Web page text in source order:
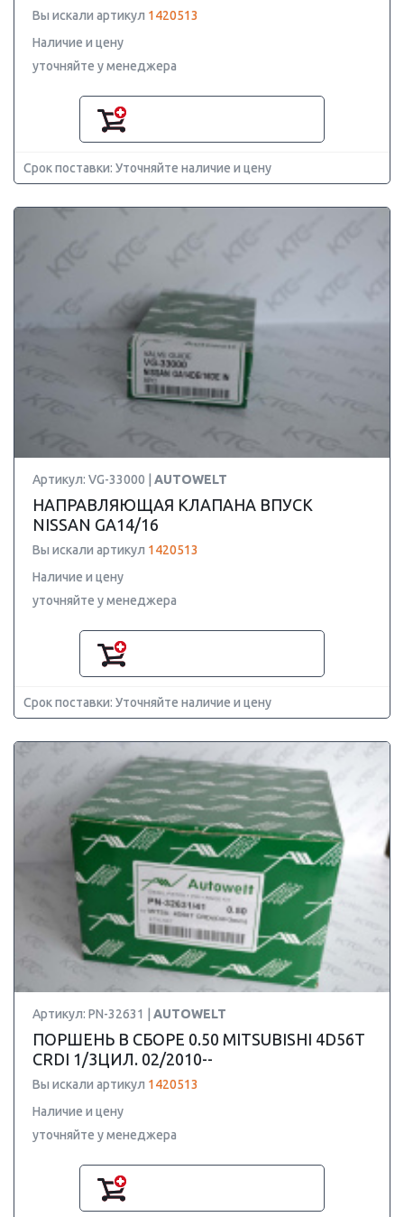
Вы искали артикул 1420513
Наличие и цену
уточняйте у менеджера
Срок поставки: Уточняйте наличие и цену
Артикул: VG-33000 | AUTOWELT
НАПРАВЛЯЮЩАЯ КЛАПАНА ВПУСК
NISSAN GA14/16
Вы искали артикул 1420513
Наличие и цену
уточняйте у менеджера
Срок поставки: Уточняйте наличие и цену
Артикул: PN-32631 | AUTOWELT
ПОРШЕНЬ В СБОРЕ 0.50 MITSUBISHI 4D56T
CRDI 1/3ЦИЛ. 02/2010--
Вы искали артикул 1420513
Наличие и цену
уточняйте у менеджера